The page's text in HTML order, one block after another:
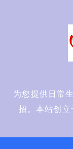
为您提供日常
招。本站创